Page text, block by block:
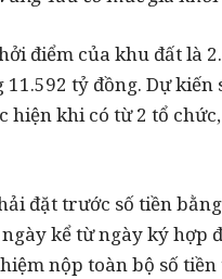
điểm của khu đất là
tỷ đồng. Dự
hiện khi có từ 2 tổ
đặt trước số tiền
kể từ ngày ký hợp
nộp toàn bộ số